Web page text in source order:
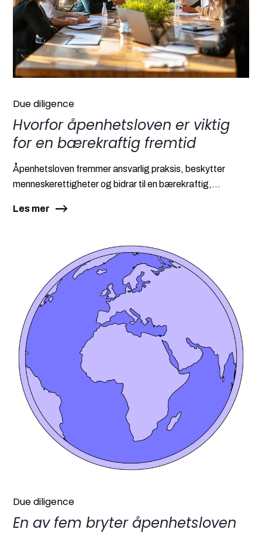
Due diligence
Hvorfor åpenhetsloven er viktig
for en bærekraftig fremtid
Åpenhetsloven fremmer ansvarlig praksis, beskytter
menneskerettigheter og bidrar til en bærekraftig,...
Les mer
Due diligence
En av fem bryter åpenhetsloven